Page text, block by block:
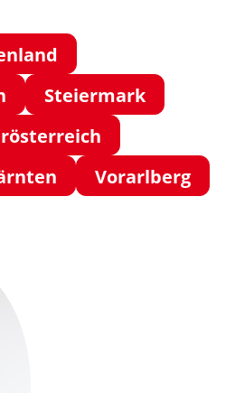
Steiermark
Vorarlberg